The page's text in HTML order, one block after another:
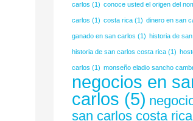
carlos (1) conoce usted el origen del
carlos (1) costa rica (1) dinero en san
ganado en san carlos (1) historia de
historia de san carlos costa rica (1)
carlos (1) monseño eladio sancho
negocios en
carlos (5)
san carlos costa rica